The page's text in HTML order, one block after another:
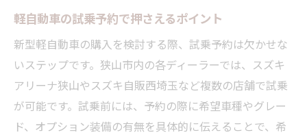
軽自動車の試乗予約で押さえるポイント
新型軽自動車の購入を検討する際、試乗予約は欠かせな
いステップです。狭山市内の各ディーラーでは、スズキ
アリーナ狭山やスズキ自販西埼玉など複数の店舗で試乗
が可能です。試乗前には、予約の際に希望車種やグレー
ド、オプション装備の有無を具体的に伝えることで、希